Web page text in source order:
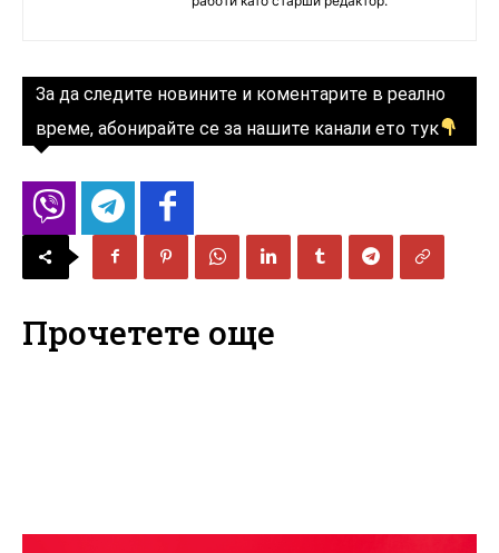
За да следите новините и коментарите в реално
време, абонирайте се за нашите канали ето тук
Прочетете още